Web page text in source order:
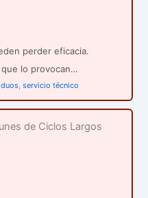
perder eficacia.
lo provocan…
,servicio técnico